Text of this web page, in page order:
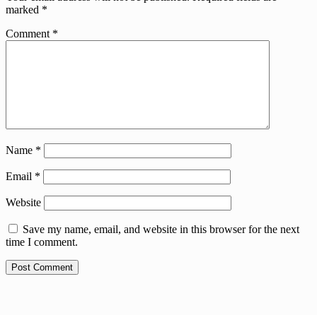
marked *
Comment *
Name *
Email *
Website
Save my name, email, and website in this browser for the next
time I comment.